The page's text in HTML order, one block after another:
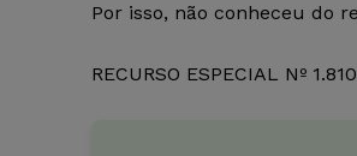
Por isso, não conheceu do
RECURSO ESPECIAL Nº